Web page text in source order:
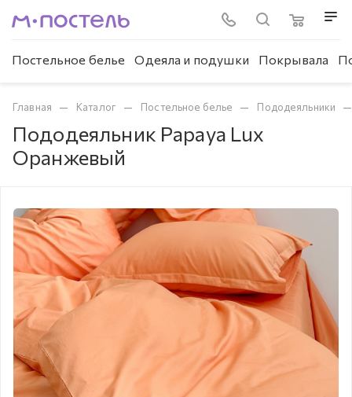
Постельное белье Одеяла и подушки Покрывала
Главная — Каталог — Постельное белье — Пододеяльники —
Пододеяльник Papaya Lux
Оранжевый